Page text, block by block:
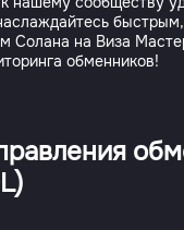
Солана на Виза